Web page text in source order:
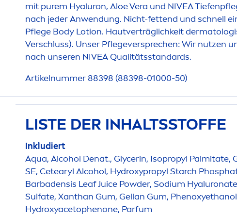
mit purem Hyaluron, Aloe Vera und NIVEA
nach jeder Anwendung. Nicht-fettend und schnell
Pflege Body Lotion. Hautverträglichkeit
Verschluss). Unser Pflegeversprechen: Wir nutzen
nach unseren NIVEAQualitätsstandards.
Artikelnummer 88398 (88398-01000-50)
LISTE DER INHALTSSTOFFE
Inkludiert
Aqua, Alcohol Denat., Glycerin, Isopropyl Palmitate,
SE, Cetearyl Alcohol, Hydroxypropyl Starch
Barbadensis Leaf Juice Powder, Sodium Hyaluron
Sulfate, Xanthan Gum, Gellan Gum,
Hydroxyacetophenone, Parfum